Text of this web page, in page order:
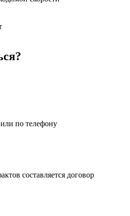
или по телефону
составляется договор